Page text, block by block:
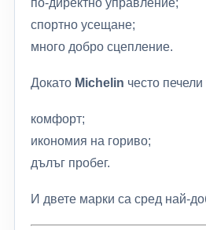
по-директно управление;
спортно усещане;
много добро сцепление.
Докато Michelin често печели
комфорт;
икономия на гориво;
дълъг пробег.
И двете марки са сред най-